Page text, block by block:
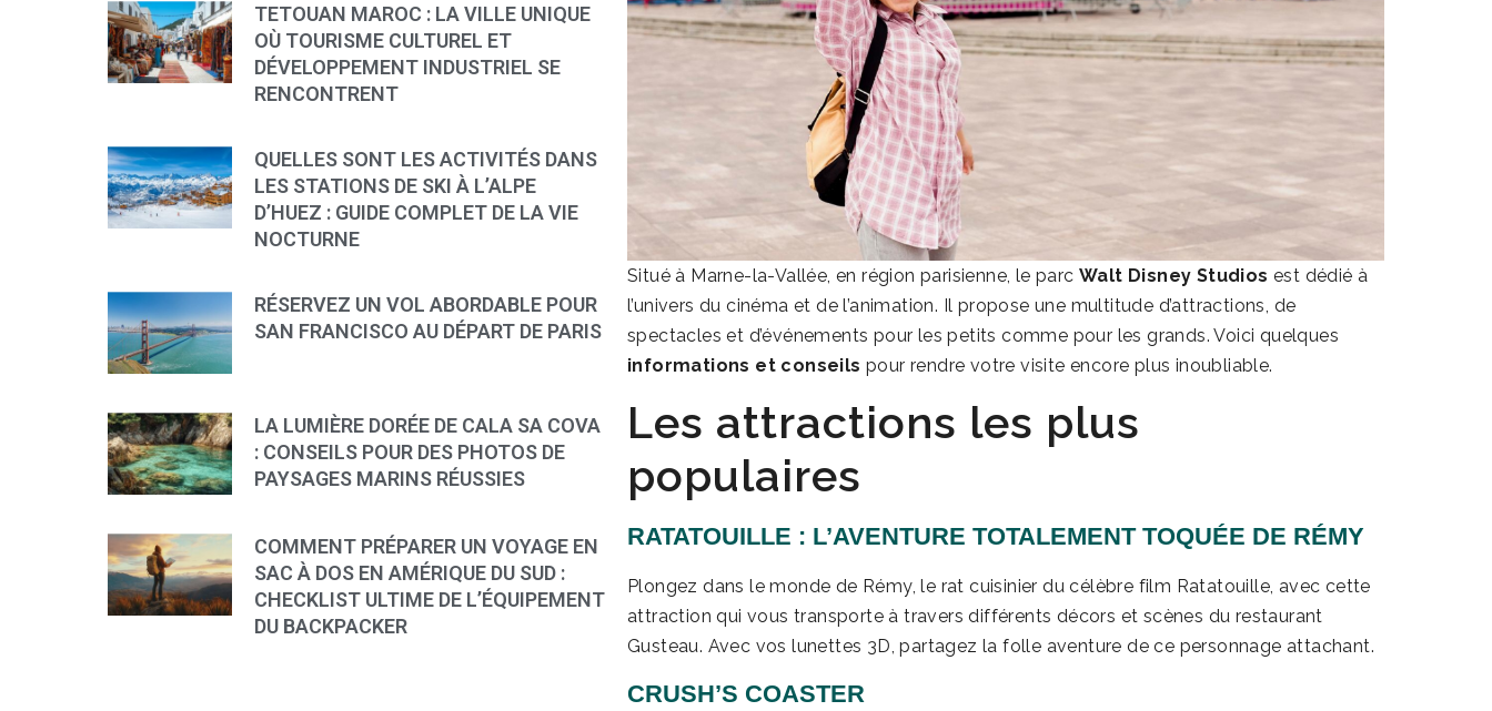
TETOUAN MAROC : LA VILLE UNIQUE
OÙ TOURISME CULTUREL ET
DÉVELOPPEMENT INDUSTRIEL SE
RENCONTRENT
QUELLES SONT LES ACTIVITÉS DANS
LES STATIONS DE SKI À L’ALPE
D’HUEZ : GUIDE COMPLET DE LA VIE
NOCTURNE
RÉSERVEZ UN VOL ABORDABLE POUR
SAN FRANCISCO AU DÉPART DE PARIS
LA LUMIÈRE DORÉE DE CALA SA COVA
: CONSEILS POUR DES PHOTOS DE
PAYSAGES MARINS RÉUSSIES
COMMENT PRÉPARER UN VOYAGE EN
SAC À DOS EN AMÉRIQUE DU SUD :
CHECKLIST ULTIME DE L’ÉQUIPEMENT
DU BACKPACKER
Situé à Marne-la-Vallée, en région parisienne, le parc Walt Disney Studios est dédié à
l’univers du cinéma et de l’animation. Il propose une multitude d’attractions, de
spectacles et d’événements pour les petits comme pour les grands. Voici quelques
informations et conseils pour rendre votre visite encore plus inoubliable.
Les attractions les plus
populaires
RATATOUILLE : L’AVENTURE TOTALEMENT TOQUÉE DE RÉMY
Plongez dans le monde de Rémy, le rat cuisinier du célèbre film Ratatouille, avec cette
attraction qui vous transporte à travers différents décors et scènes du restaurant
Gusteau. Avec vos lunettes 3D, partagez la folle aventure de ce personnage attachant.
CRUSH’S COASTER